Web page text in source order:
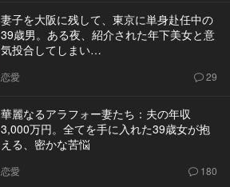
妻子を大阪に残して、東京に単身赴任中の
39歳男。ある夜、紹介された年下美女と意
気投合してしまい…
恋愛 29
華麗なるアラフォー妻たち：夫の年収
3,000万円。全てを手に入れた39歳女が抱
える、密かな苦悩
恋愛 180